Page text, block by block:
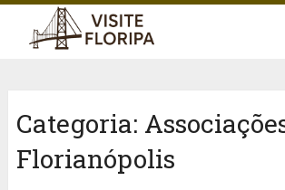
Categoria:
Florianópolis